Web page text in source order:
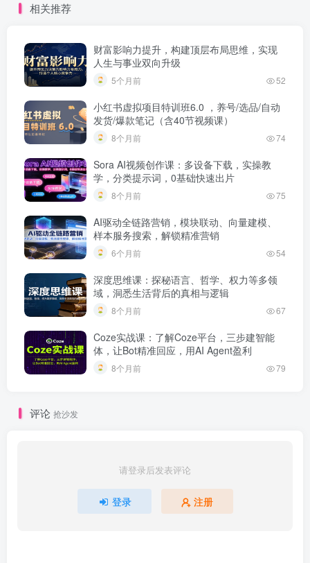
相关推荐
财富影响力提升，构建顶层布局思维，实现
人生与事业双向升级
5个月前 52
小红书虚拟项目特训班6.0 ，养号/选品/自动
发货/爆款笔记（含40节视频课）
8个月前 74
Sora AI视频创作课：多设备下载，实操教
学，分类提示词，0基础快速出片
8个月前 75
AI驱动全链路营销，模块联动、向量建模、
样本服务搜索，解锁精准营销
6个月前 54
深度思维课：探秘语言、哲学、权力等多领
域，洞悉生活背后的真相与逻辑
8个月前 67
Coze实战课：了解Coze平台，三步建智能
体，让Bot精准回应，用AI Agent盈利
8个月前 79
评论 抢沙发
请登录后发表评论
登录 注册